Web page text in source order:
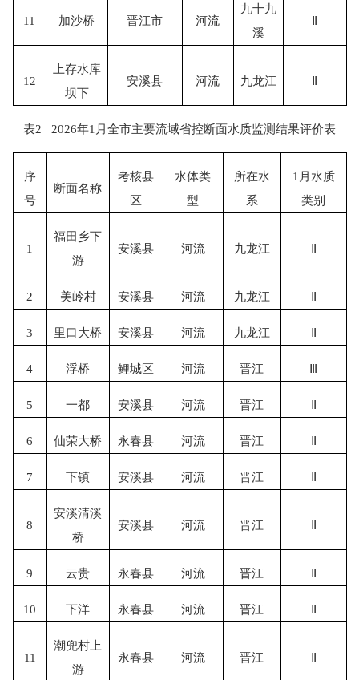
11 加沙桥 晋江市 河流
九十九
溪
Ⅱ
12
上存水库
坝下
安溪县 河流 九龙江 Ⅱ
表2 2026年1 月全市主要流域省控断面水质监测结果评价表
序
号
断面名称
考核县
区
水体类
型
所在水
系
1月水质
类别
1
福田乡下
游
安溪县 河流 九龙江
2 美岭村 安溪县 河流 九龙江
3 里口大桥 安溪县 河流 九龙江
4 浮桥 鲤城区 河流 晋江
5 一都 安溪县 河流 晋江
6 仙荣大桥 永春县 河流 晋江
7 下镇 安溪县 河流 晋江
8
安溪清溪
桥
安溪县 河流 晋江
9 云贵 永春县 河流 晋江
10 下洋 永春县 河流 晋江
11
潮兜村上
游
永春县 河流 晋江